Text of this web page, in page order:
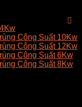
Công Suất 10Kw
Công Suất 12Kw
Công Suất 6Kw
Công Suất 8Kw